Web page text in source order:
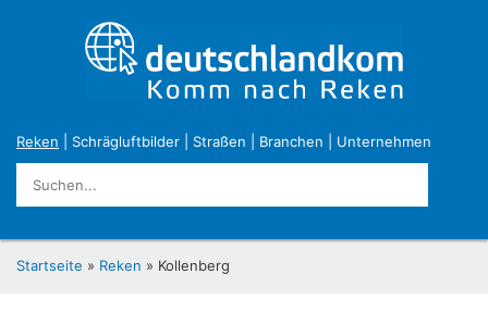
Reken Schrägluftbilder Straßen Branchen Unternehmen
Startseite » Reken » Kollenberg